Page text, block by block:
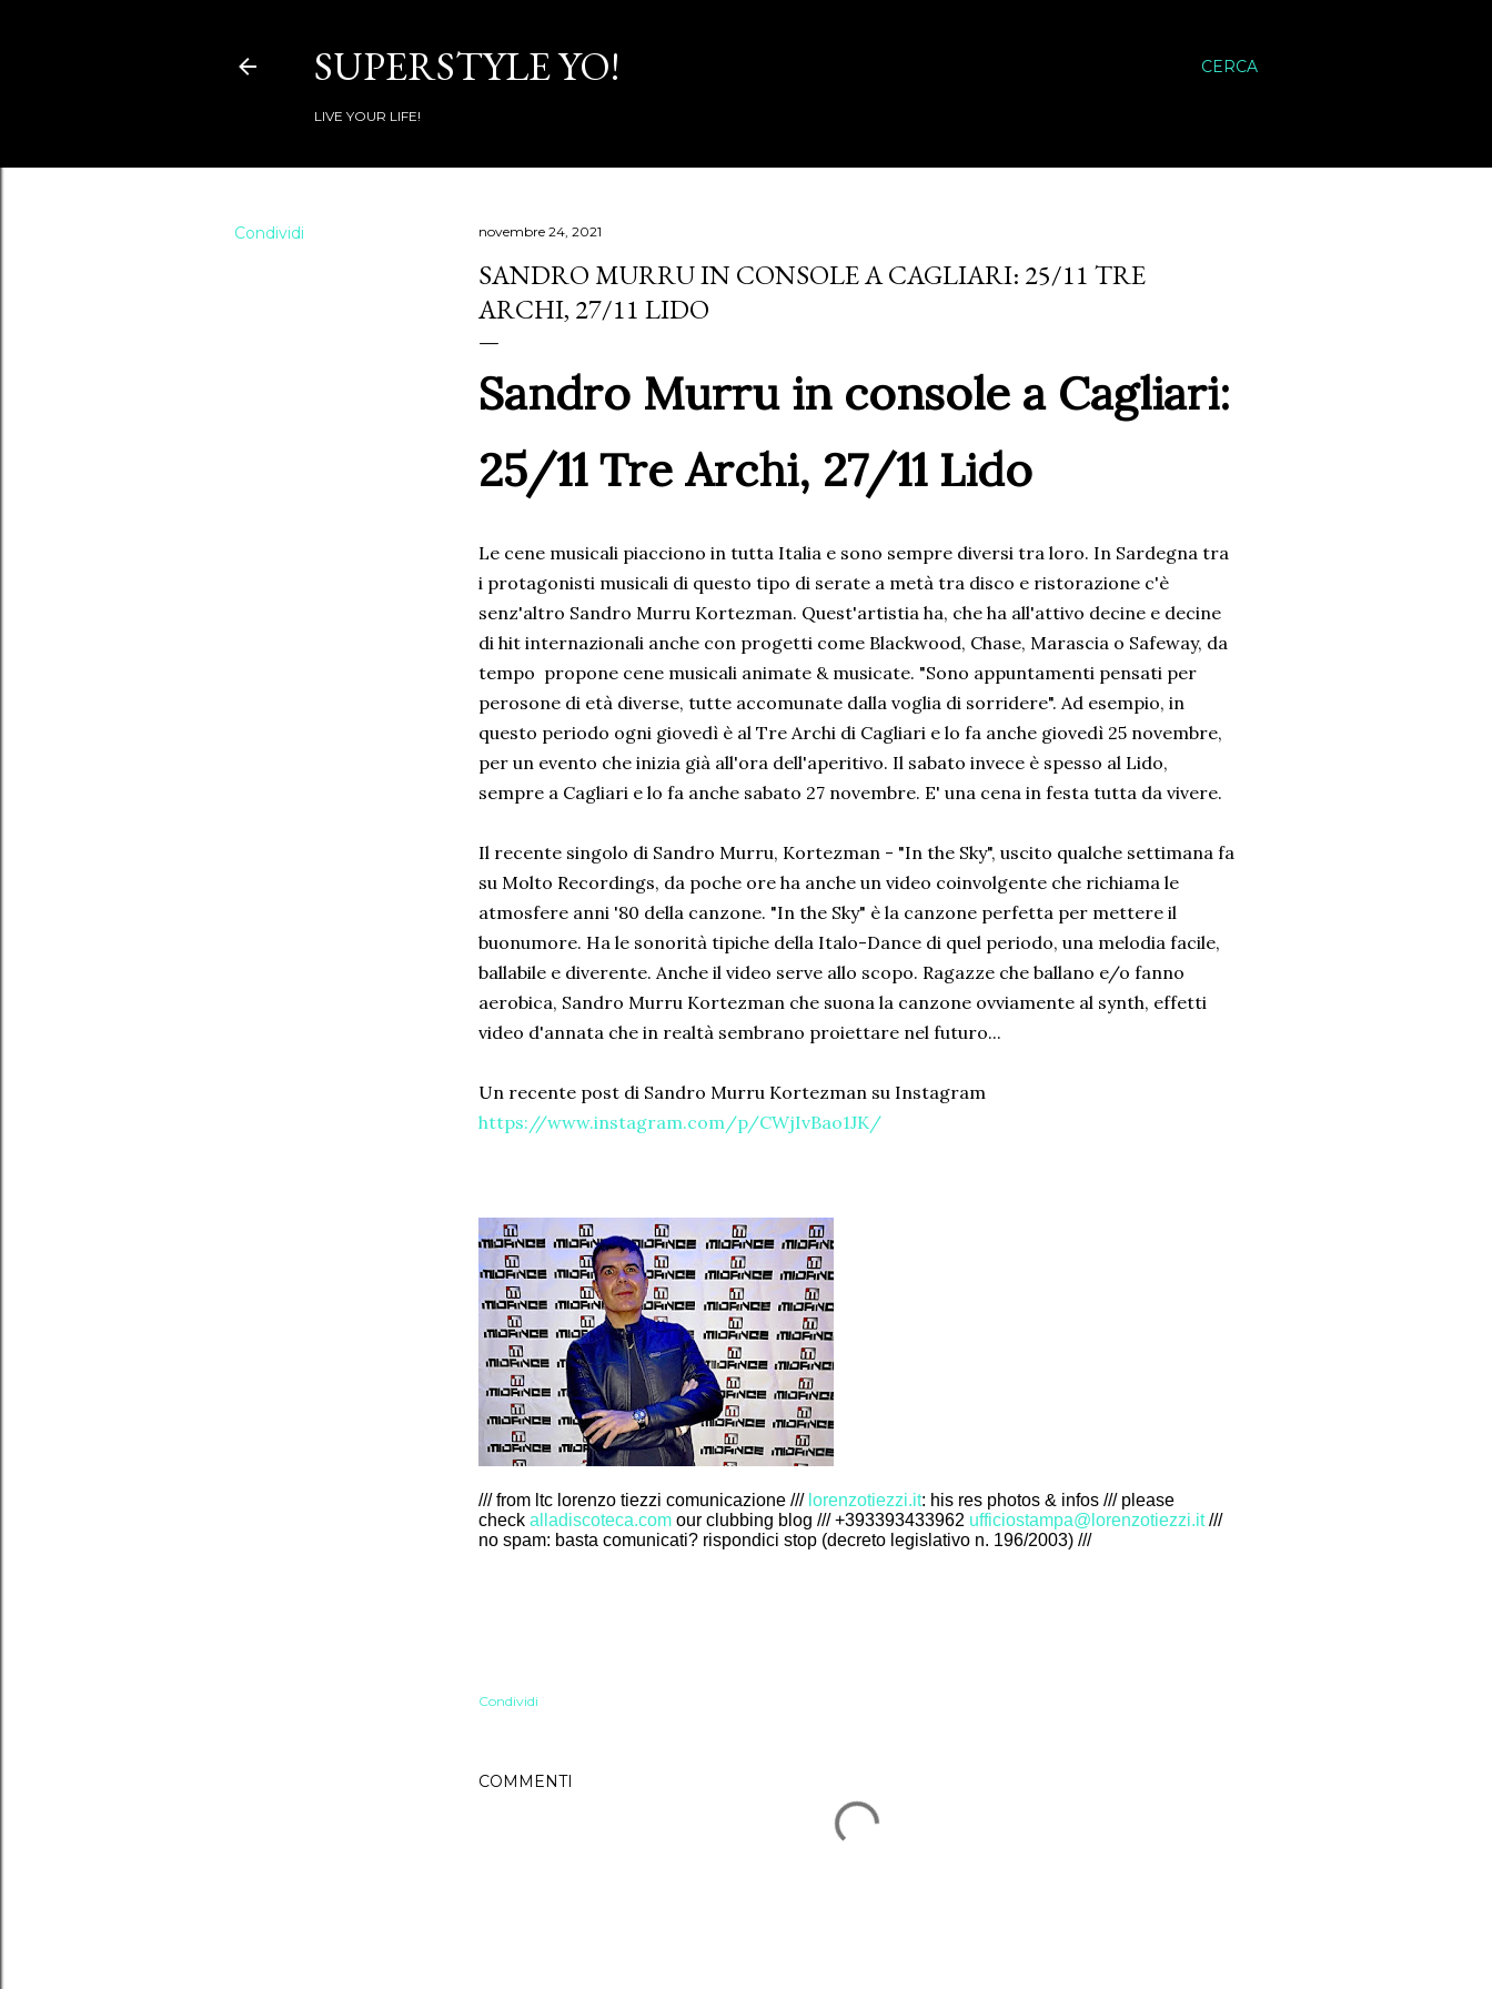
CERCA
SUPERSTYLE YO!
LIVE YOUR LIFE!
Condividi novembre 24, 2021
SANDRO MURRU IN CONSOLE A CAGLIARI: 25/11 TRE
ARCHI, 27/11 LIDO
Sandro Murru in console a Cagliari:
25/11 Tre Archi, 27/11 Lido
Le cene musicali piacciono in tutta Italia e sono sempre diversi tra loro. In Sardegna tra
i protagonisti musicali di questo tipo di serate a metà tra disco e ristorazione c'è
senz'altro Sandro Murru Kortezman. Quest'artistia ha, che ha all'attivo decine e decine
di hit internazionali anche con progetti come Blackwood, Chase, Marascia o Safeway, da
tempo propone cene musicali animate & musicate. "Sono appuntamenti pensati per
perosone di età diverse, tutte accomunate dalla voglia di sorridere". Ad esempio, in
questo periodo ogni giovedì è al Tre Archi di Cagliari e lo fa anche giovedì 25 novembre,
per un evento che inizia già all'ora dell'aperitivo. Il sabato invece è spesso al Lido,
sempre a Cagliari e lo fa anche sabato 27 novembre. E' una cena in festa tutta da vivere.
Il recente singolo di Sandro Murru, Kortezman - "In the Sky", uscito qualche settimana fa
su Molto Recordings, da poche ore ha anche un video coinvolgente che richiama le
atmosfere anni '80 della canzone. "In the Sky" è la canzone perfetta per mettere il
buonumore. Ha le sonorità tipiche della Italo-Dance di quel periodo, una melodia facile,
ballabile e diverente. Anche il video serve allo scopo. Ragazze che ballano e/o fanno
aerobica, Sandro Murru Kortezman che suona la canzone ovviamente al synth, effetti
video d'annata che in realtà sembrano proiettare nel futuro...
Un recente post di Sandro Murru Kortezman su Instagram
https://www.instagram.com/p/CWjIvBao1JK/
/// from ltc lorenzo tiezzi comunicazione /// lorenzotiezzi.it: his res photos & infos /// please
check alladiscoteca.com our clubbing blog /// +393393433962 ufficiostampa@lorenzotiezzi.it///
no spam: basta comunicati? rispondici stop (decreto legislativo n. 196/2003) ///
Condividi
COMMENTI